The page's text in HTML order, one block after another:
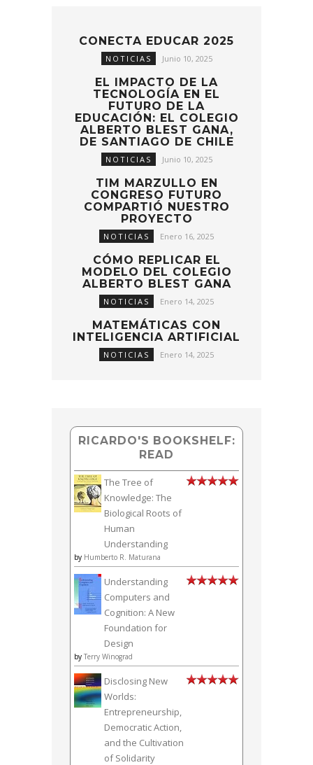
CONECTA EDUCAR 2025
NOTICIAS Junio 10, 2025
EL IMPACTO DE LA
TECNOLOGÍA EN EL
FUTURO DE LA
EDUCACIÓN: EL COLEGIO
ALBERTO BLEST GANA,
DE SANTIAGO DE CHILE
NOTICIAS Junio 10, 2025
TIM MARZULLO EN
CONGRESO FUTURO
COMPARTIÓ NUESTRO
PROYECTO
NOTICIAS Enero 16, 2025
CÓMO REPLICAR EL
MODELO DEL COLEGIO
ALBERTO BLEST GANA
NOTICIAS Enero 14, 2025
MATEMÁTICAS CON
INTELIGENCIA ARTIFICIAL
NOTICIAS Enero 14, 2025
RICARDO'S BOOKSHELF:
READ
The Tree of
Knowledge: The
Biological Roots of
Human
Understanding
by Humberto R. Maturana
Understanding
Computers and
Cognition: A New
Foundation for
Design
by Terry Winograd
Disclosing New
Worlds:
Entrepreneurship,
Democratic Action,
and the Cultivation
of Solidarity